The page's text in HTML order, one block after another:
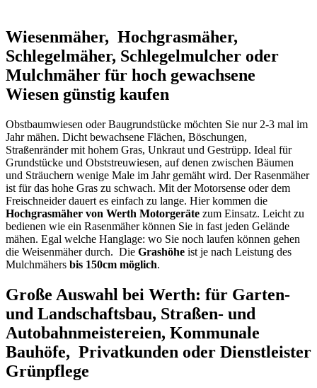
Wiesenmäher, Hochgrasmäher,
Schlegelmäher, Schlegelmulcher oder
Mulchmäher für hoch gewachsene
Wiesen günstig kaufen
Obstbaumwiesen oder Baugrundstücke möchten Sie nur 2-3 mal im
Jahr mähen. Dicht bewachsene Flächen, Böschungen,
Straßenränder mit hohem Gras, Unkraut und Gestrüpp. Ideal für
Grundstücke und Obststreuwiesen, auf denen zwischen Bäumen
und Sträuchern wenige Male im Jahr gemäht wird. Der Rasenmäher
ist für das hohe Gras zu schwach. Mit der Motorsense oder dem
Freischneider dauert es einfach zu lange. Hier kommen die
Hochgrasmäher von Werth Motorgeräte zum Einsatz. Leicht zu
bedienen wie ein Rasenmäher können Sie in fast jeden Gelände
mähen. Egal welche Hanglage: wo Sie noch laufen können gehen
die Weisenmäher durch. Die Grashöhe ist je nach Leistung des
Mulchmähers bis 150cm möglich.
Große Auswahl bei Werth: für Garten-
und Landschaftsbau, Straßen- und
Autobahnmeistereien, Kommunale
Bauhöfe, Privatkunden oder Dienstleister
Grünpflege